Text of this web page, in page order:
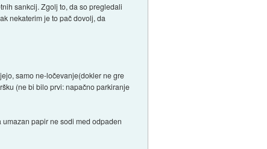
sankcij. Zgolj to, da so pregledali
nekaterim je to pač dovolj, da
samo ne-ločevanje(dokler ne gre
(ne bi bilo prvi: napačno parkiranje
papir ne sodi med odpaden